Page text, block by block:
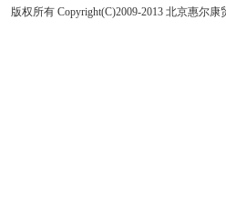
版权所有 Copyright(C)2009-2013 北京惠尔